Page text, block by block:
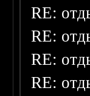
RE:
RE:
RE:
RE: